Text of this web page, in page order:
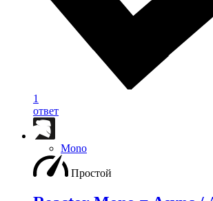
1
ответ
Mono
Простой